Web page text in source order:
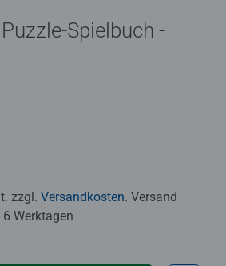
Spielbuch -
zzgl. Versandkosten. Versand
Werktagen